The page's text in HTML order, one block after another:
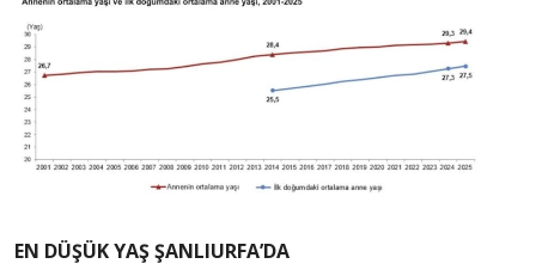
EN DÜŞÜK YAŞ ŞANLIURFA’DA